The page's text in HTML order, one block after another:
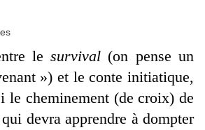
lesurvival (on pense un
») et le conte initiatique,
le cheminement (de croix) de
devra apprendre à dompter